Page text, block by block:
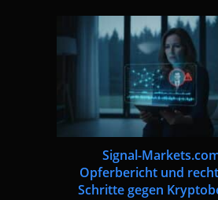
Signal-
Opferbericht und
Schritte gegen